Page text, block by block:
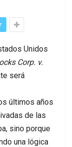
Unidos
Corp. v.
será
últimos años
de las
sino porque
una lógica